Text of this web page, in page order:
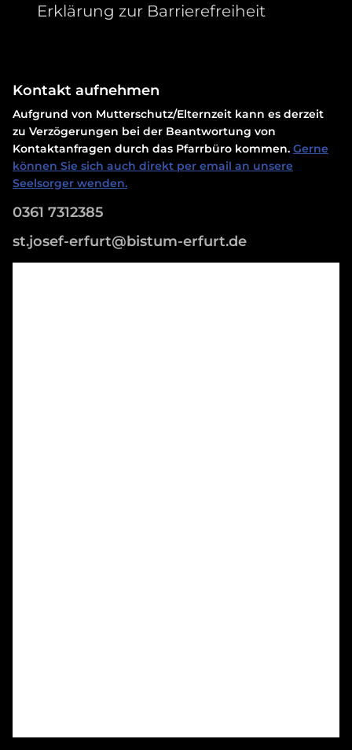
Erklärung zur Barrierefreiheit
Kontakt aufnehmen
Aufgrund von Mutterschutz/Elternzeit kann es derzeit
zu Verzögerungen bei der Beantwortung von
Kontaktanfragen durch das Pfarrbüro kommen. Gerne
können Sie sich auch direkt per email an unsere
Seelsorger wenden.
0361 7312385
st.josef-erfurt@bistum-erfurt.de